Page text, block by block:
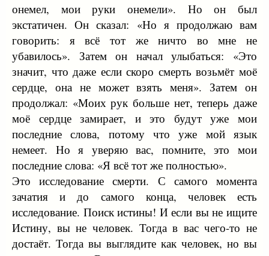
онемел, мои руки онемели». Но он был
экстатичен. Он сказал: «Но я продолжаю вам
говорить: я всё тот же ничто во мне не
убавилось». Затем он начал улыбаться: «Это
значит, что даже если скоро смерть возьмёт моё
сердце, она не может взять меня». Затем он
продолжал: «Моих рук больше нет, теперь даже
моё сердце замирает, и это будут уже мои
последние слова, потому что уже мой язык
немеет. Но я уверяю вас, помните, это мои
последние слова: «Я всё тот же полностью».
Это исследование смерти. С самого момента
зачатия и до самого конца, человек есть
исследование. Поиск истины! И если вы не ищите
Истину, вы не человек. Тогда в вас чего-то не
достаёт. Тогда вы выглядите как человек, но вы